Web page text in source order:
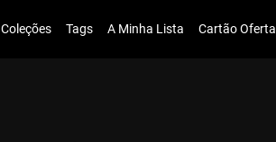
Coleções Tags A Minha Lista Cartão Oferta